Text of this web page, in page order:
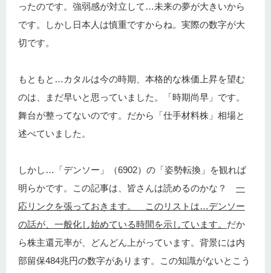
ったのです。強弱感が対立して…未来の夢が大きいから
です。しかし日本人は慎重ですからね。実際の数字が大
切です。
もともと…カタルは今の時期、本格的な株価上昇を望む
のは、まだ早いと思っていました。「時期尚早」です。
舞台が整ってないのです。だから「仕手材料株」相場と
述べていました。
しかし…「デンソー」（6902）の「姿勢転換」を観れば
明らかです。この記事は、皆さんは読めるのかな？ 一
応リンクを張っておきます。 このリストは…デンソー
の話が、一般化し始めている時間を示しています。 だか
ら株主還元率が、どんどん上がっています。背景には内
部留保484兆円の数字があります。この知識がないとこう